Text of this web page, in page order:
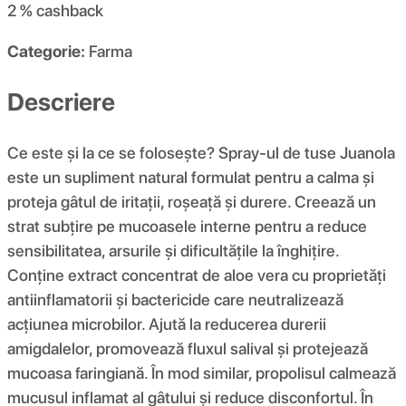
2 %cashback
Categorie: Farma
Descriere
Ce este și la ce se folosește? Spray-ul de tuse Juanola
este un supliment natural formulat pentru a calma și
proteja gâtul de iritații, roșeață și durere. Creează un
strat subțire pe mucoasele interne pentru a reduce
sensibilitatea, arsurile și dificultățile la înghițire.
Conține extract concentrat de aloe vera cu proprietăți
antiinflamatorii și bactericide care neutralizează
acțiunea microbilor. Ajută la reducerea durerii
amigdalelor, promovează fluxul salival și protejează
mucoasa faringiană. În mod similar, propolisul calmează
mucusul inflamat al gâtului și reduce disconfortul. În